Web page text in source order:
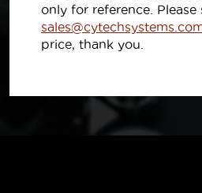
only for reference.
price, thank you.